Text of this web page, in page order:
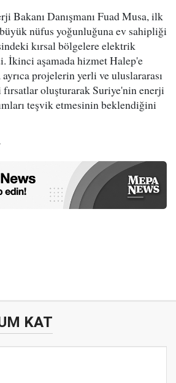
Bakanı Danışmanı Fuad Musa, ilk
nüfus yoğunluğuna ev sahipliği
kırsal bölgelere elektrik
İkinci aşamada hizmet Halep'e
projelerin yerli ve uluslararası
fırsatlar oluşturarak Suriye'nin enerji
teşvik etmesinin beklendiğini
KAT